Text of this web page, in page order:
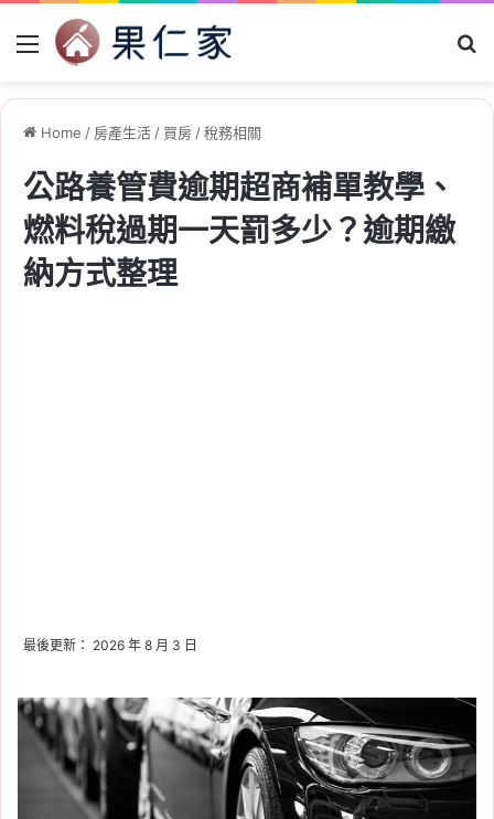
Menu
Home / 房產生活/ 買房/稅務相關
公路養管費逾期超商補單教學、
燃料稅過期一天罰多少？逾期繳
納方式整理
最後更新： 2026 年 8 月 3 日